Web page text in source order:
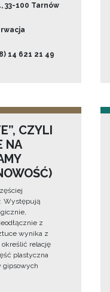
33-100 Tarnów
14 621 21 49
CZYLI
NA
Występują
z
wynika z
relację
plastyczna
gipsowych